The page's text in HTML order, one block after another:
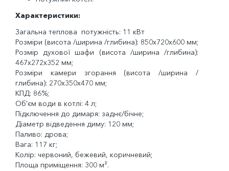
Характеристики:
Загальна теплова потужність: 11 кВт
Розміри (висота /ширина /глибина): 850x720x600 мм;
Розмір духової шафи (висота /ширина /глибина):
467x272x352 мм;
Розміри камери згорання (висота /ширина /
глибина): 270х350х470 мм;
КПД: 86%;
Об'єм води в котлі: 4 л;
Підключення до димаря: заднє/бічне;
Діаметр відведення диму: 120 мм;
Паливо: дрова;
Вага: 117 кг;
Колір: червоний, бежевий, коричневий;
Площа приміщення: 300 м².